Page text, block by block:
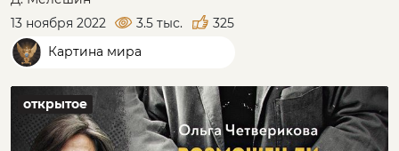
13 ноября 2022
3.5 тыс.
325
Картина мира
открытое